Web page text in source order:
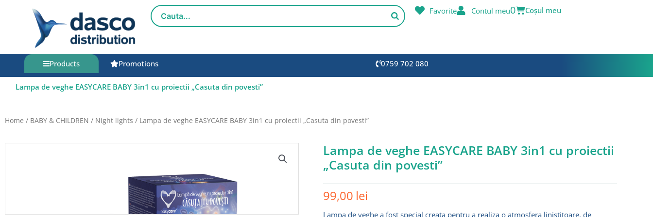
Favorite Contul meu0
Basket
Products Promotions 0759 702 080
Lampa de veghe EASYCARE BABY 3in1 cu proiectii „Casuta din povesti”
Home / BABY & CHILDREN / Night lights / Lampa de veghe EASYCARE BABY 3in1 cu proiectii „Casuta din povesti”
Lampa de veghe EASYCARE BABY 3in1 cu proiectii
„Casuta din povesti”
99,00 lei
Lampa de veghe a fost special creata pentru a realiza o atmosfera linistitoare, de